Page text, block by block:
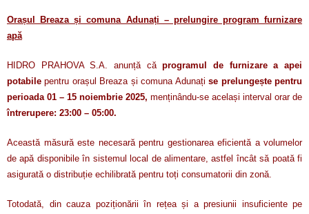
Orașul Breaza și comuna Adunați – prelungire program furnizare
apă
HIDRO PRAHOVA S.A. anunță căprogramul de furnizare a apei
potabile pentru orașul Breaza și comuna Adunațise prelungește pentru
perioada 01 – 15 noiembrie 2025, menținându-se același interval orar de
întrerupere: 23:00 – 05:00.
Această măsură este necesară pentru gestionarea eficientă a volumelor
de apă disponibile în sistemul local de alimentare, astfel încât să poată fi
asigurată o distribuție echilibrată pentru toți consumatorii din zonă.
Totodată, din cauza poziționării în rețea și a presiunii insuficiente pe